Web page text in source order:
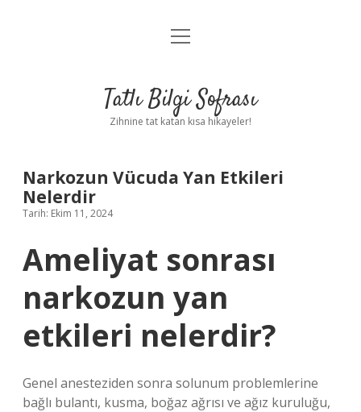
Anasayfa
Yasal Uyarı
menüyü
Tatlı Bilgi Sofrası
Zihnine tat katan kısa hikayeler!
Narkozun Vücuda Yan Etkileri
Nelerdir
Tarih: Ekim 11, 2024
Ameliyat sonrası
narkozun yan
etkileri nelerdir?
Genel anesteziden sonra solunum problemlerine
bağlı bulantı, kusma, boğaz ağrısı ve ağız kuruluğu,